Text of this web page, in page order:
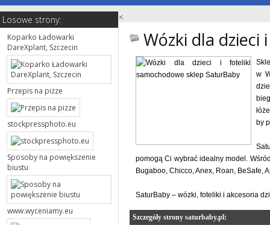
<
Losowe strony:
Koparko Ładowarki
DareXplant, Szczecin
Przepis na pizze
stockpressphoto.eu
Sposoby na powiększenie
biustu
www.wyceniamy.eu
Wózki dla
w
by
pomogą Ci wybrać idealny model.
Bugaboo, Chicco, Anex, Roan, BeSafe,
SaturBaby – wózki, foteliki i akcesoria
Szczegóły strony saturbaby.pl: